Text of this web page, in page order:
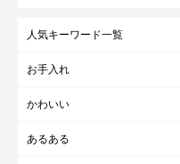
人気キーワード一覧
お手入れ
かわいい
あるある